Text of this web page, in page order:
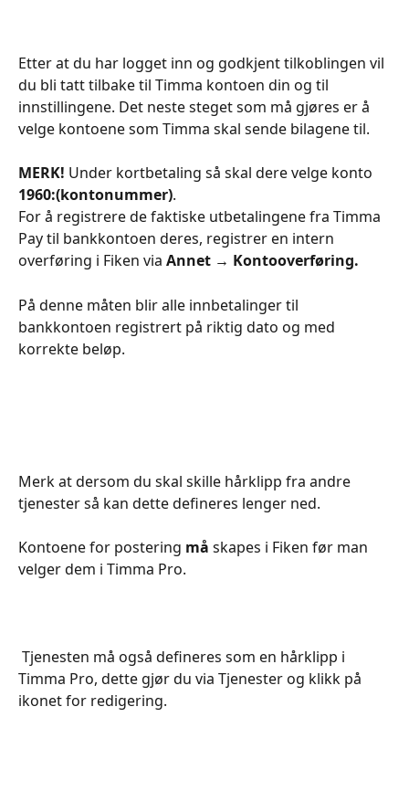
Etter at du har logget inn og godkjent tilkoblingen vil
du bli tatt tilbake til Timma kontoen din og til
innstillingene. Det neste steget som må gjøres er å
velge kontoene som Timma skal sende bilagene til.
MERK! Under kortbetaling så skal dere velge konto
1960:(kontonummer).
For å registrere de faktiske utbetalingene fra Timma
Pay til bankkontoen deres, registrer en intern
overføring i Fiken via Annet → Kontooverføring.
På denne måten blir alle innbetalinger til
bankkontoen registrert på riktig dato og med
korrekte beløp.
Merk at dersom du skal skille hårklipp fra andre
tjenester så kan dette defineres lenger ned.
Kontoene for postering må skapes i Fiken før man
velger dem i Timma Pro.
Timma Pro, dette gjør du via Tjenester og klikk på
ikonet for redigering.